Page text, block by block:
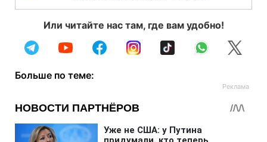
Или читайте нас там, где вам удобно!
Больше по теме: